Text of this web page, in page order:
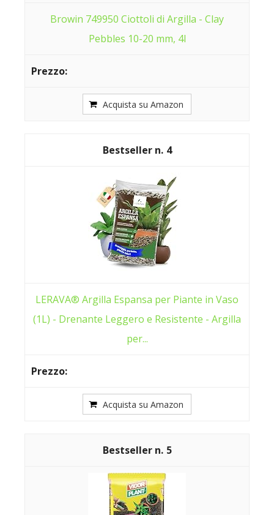
Browin 749950 Ciottoli di Argilla - Clay
Pebbles 10-20 mm, 4l
Acquista su Amazon
4
LERAVA® Argilla Espansa per Piante in Vaso
(1L) - Drenante Leggero e Resistente - Argilla
per...
Acquista su Amazon
5